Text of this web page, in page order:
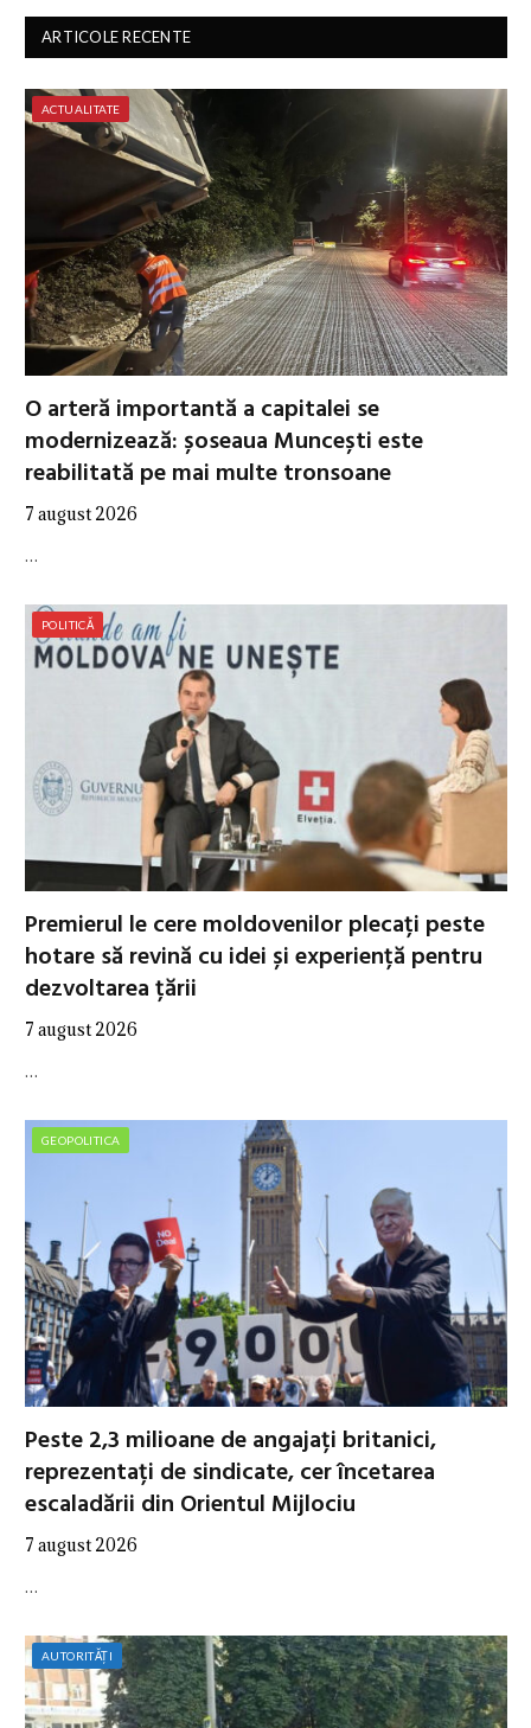
ARTICOLE RECENTE
ACTUALITATE
O arteră importantă a capitalei se
modernizează: șoseaua Muncești este
reabilitată pe mai multe tronsoane
7 august 2026
…
POLITICĂ
Premierul le cere moldovenilor plecați peste
hotare să revină cu idei și experiență pentru
dezvoltarea țării
7 august 2026
…
GEOPOLITICA
Peste 2,3 milioane de angajați britanici,
reprezentați de sindicate, cer încetarea
escaladării din Orientul Mijlociu
7 august 2026
…
AUTORITĂȚI